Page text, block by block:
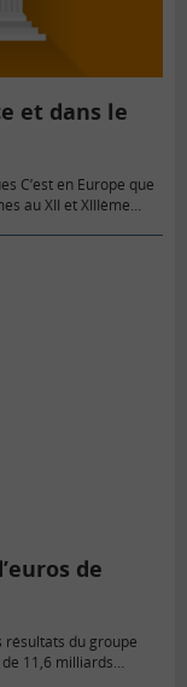
et dans le
C’est en Europe que
au XII et XIIIème
de
résultats du groupe
11,6 milliards